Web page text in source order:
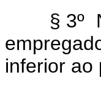
§ 3º
inferior ao